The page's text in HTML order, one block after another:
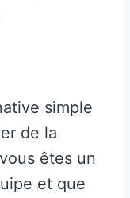
simple
de la
êtes un
et que